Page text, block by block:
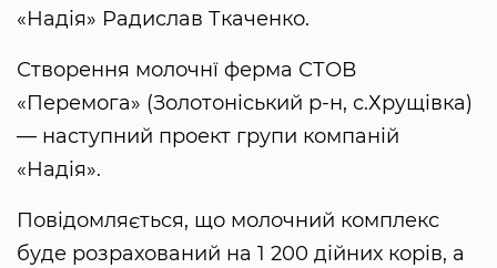
«Надія» Радислав Ткаченко.
Створення молочнї ферма СТОВ
«Перемога» (Золотоніський р-н, с.Хрущівка)
— наступний проект групи компаній
«Надія».
Повідомляється, що молочний комплекс
буде розрахований на 1 200 дійних корів, а